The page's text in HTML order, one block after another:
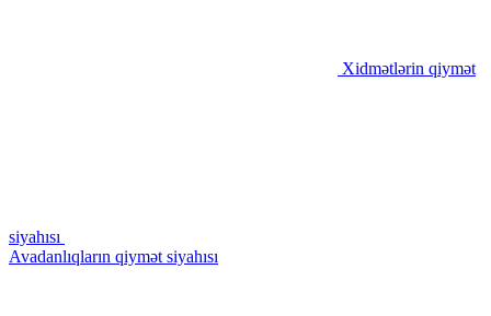
Xidmətlərin qiymət
siyahısı
Avadanlıqların qiymət siyahısı